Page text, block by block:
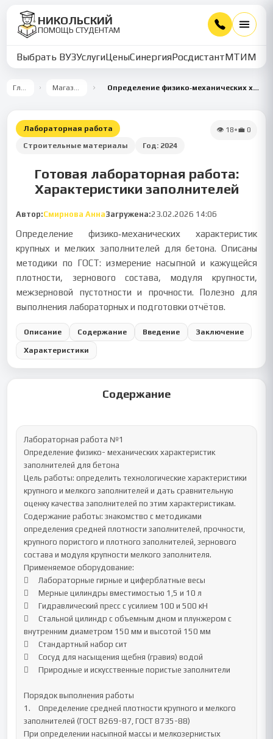
НИКОЛЬСКИЙ
ПОМОЩЬ СТУДЕНТАМ
Выбрать ВУЗУслугиЦеныСинергияРосдистантМТИММУ
Главная Магазин работ Определение физико‑механических характеристик заполнителей для бетона
Лабораторная работа
Строительные материалы
Год: 2024
👁 18•💼 0
Готовая лабораторная работа:
Характеристики заполнителей
Автор:Смирнова АннаЗагружена:23.02.2026 14:06
Определение физико‑механических характеристик
крупных и мелких заполнителей для бетона. Описаны
методики по ГОСТ: измерение насыпной и кажущейся
плотности, зернового состава, модуля крупности,
межзерновой пустотности и прочности. Полезно для
выполнения лабораторных и подготовки отчётов.
Описание Содержание Введение Заключение
Характеристики
Содержание
Лабораторная работа №1
Определение физико- механических характеристик
заполнителей для бетона
Цель работы: определить технологические характеристики
крупного и мелкого заполнителей и дать сравнительную
оценку качества заполнителей по этим характеристикам.
Содержание работы: знакомство с методиками
определения средней плотности заполнителей, прочности,
крупного пористого и плотного заполнителей, зернового
состава и модуля крупности мелкого заполнителя.
Применяемое оборудование:
	Лабораторные гирные и циферблатные весы
	Мерные цилиндры вместимостью 1,5 и 10 л
	Гидравлический пресс с усилием 100 и 500 кН
	Стальной цилиндр с объемным дном и плунжером с
внутренним диаметром 150 мм и высотой 150 мм
	Стандартный набор сит
	Сосуд для насыщения щебня (гравия) водой
	Природные и искусственные пористые заполнители
Порядок выполнения работы
1.	Определение средней плотности крупного и мелкого
заполнителей (ГОСТ 8269-87, ГОСТ 8735-88)
При определении насыпной массы и мелкозернистых